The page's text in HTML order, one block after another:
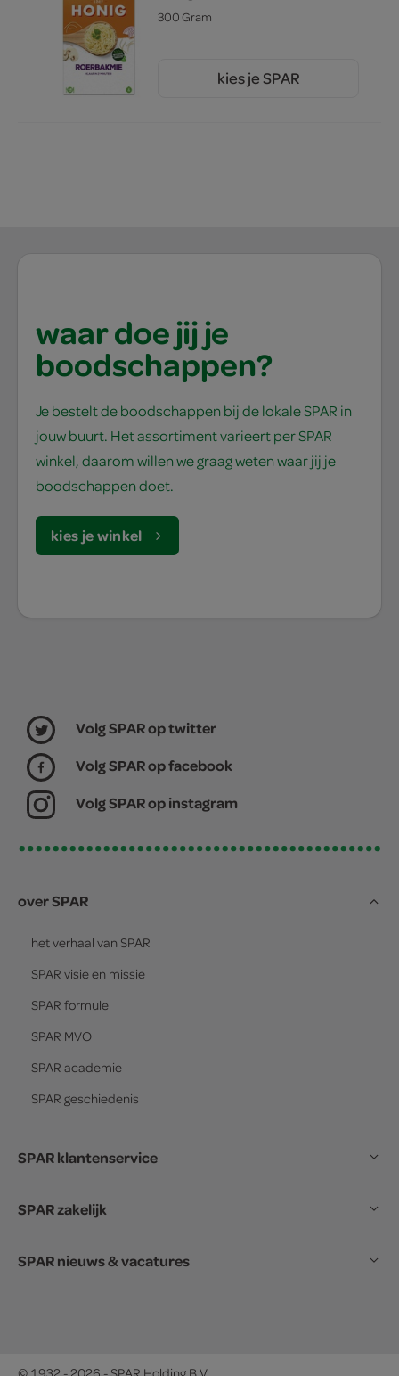
300 Gram
kies je SPAR
waar doe jij je
boodschappen?
Je bestelt de boodschappen bij de lokale SPAR in
jouw buurt. Het assortiment varieert per SPAR
winkel, daarom willen we graag weten waar jij je
boodschappen doet.
kies je winkel
Volg SPAR op twitter
Volg SPAR op facebook
Volg SPAR op instagram
over SPAR
het verhaal van SPAR
SPAR visie en missie
SPAR formule
SPAR MVO
SPAR academie
SPAR geschiedenis
SPAR klantenservice
SPAR zakelijk
SPAR nieuws & vacatures